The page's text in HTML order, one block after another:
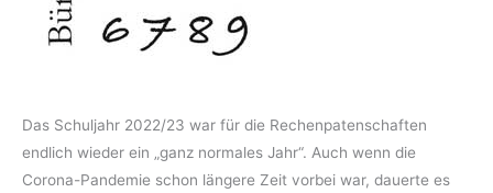
Das Schuljahr 2022/23 war für die Rechenpatenschaften
endlich wieder ein „ganz normales Jahr“. Auch wenn die
Corona-Pandemie schon längere Zeit vorbei war, dauerte es